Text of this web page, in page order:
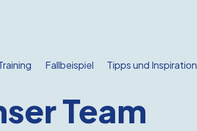
Fallbeispiel Tipps und Inspiration
Team